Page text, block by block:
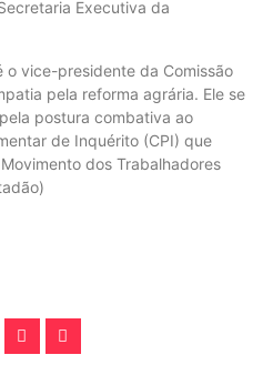
Executiva da
o vice-presidente da Comissão
pela reforma agrária. Ele se
postura combativa ao
de Inquérito (CPI) que
dos Trabalhadores